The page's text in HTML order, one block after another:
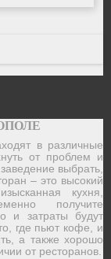
в различные
от проблем и
выбрать,
– это высокий
кухня,
получите
и затраты будут
где пьют кофе, и
а также хорошо
от ресторанов.